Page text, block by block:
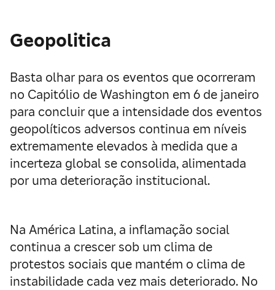
Geopolitica
Basta olhar para os eventos que ocorreram
no Capitólio de Washington em 6 de janeiro
para concluir que a intensidade dos eventos
geopolíticos adversos continua em níveis
extremamente elevados à medida que a
incerteza global se consolida, alimentada
por uma deterioração institucional.
Na América Latina, a inflamação social
continua a crescer sob um clima de
protestos sociais que mantém o clima de
instabilidade cada vez mais deteriorado. No